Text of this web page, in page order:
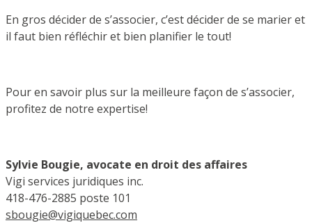
En gros décider de s’associer, c’est décider de se marier et
il faut bien réfléchir et bien planifier le tout!
Pour en savoir plus sur la meilleure façon de s’associer,
profitez de notre expertise!
Sylvie Bougie, avocate en droit des affaires
Vigi services juridiques inc.
418-476-2885 poste 101
sbougie@vigiquebec.com